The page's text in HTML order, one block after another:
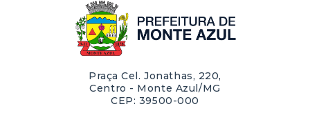
Praça Cel. Jonathas, 220,
Centro - Monte Azul/MG
CEP: 39500-000